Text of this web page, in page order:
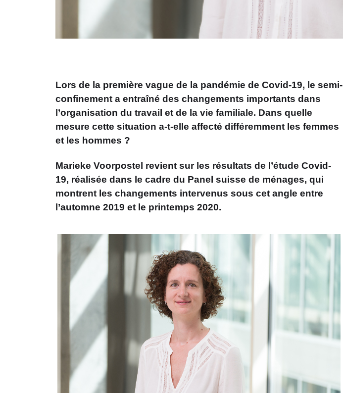
Lors de la première vague de la pandémie de Covid-19, le semi-
confinement a entraîné des changements importants dans
l’organisation du travail et de la vie familiale. Dans quelle
mesure cette situation a-t-elle affecté différemment les femmes
et les hommes ?
Marieke Voorpostel revient sur les résultats de l’étude Covid-
19, réalisée dans le cadre du Panel suisse de ménages, qui
montrent les changements intervenus sous cet angle entre
l’automne 2019 et le printemps 2020.